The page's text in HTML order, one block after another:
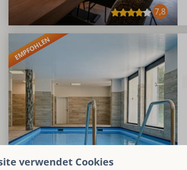
7,8
EMPFOHLEN
verwendet Cookies